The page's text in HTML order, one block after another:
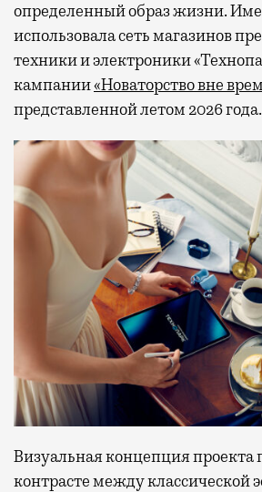
определенный образ жизни.
использовала сеть магазинов
техники и электроники
кампании«Новаторство вне
представленной летом 2026 года.
Визуальная концепция проекта
контрасте между классической